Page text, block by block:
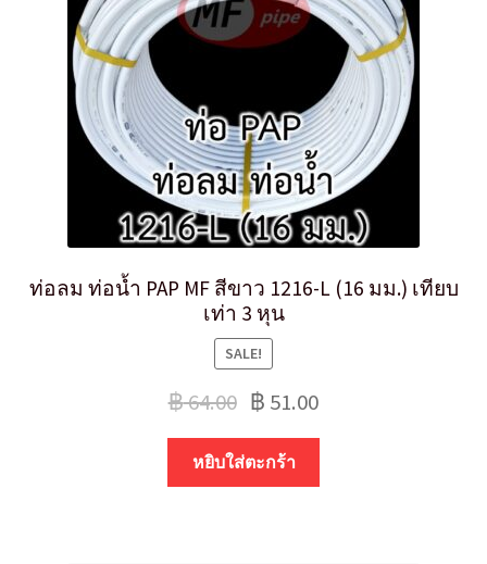
ท่อลม ท่อน้ำ PAP MF สีขาว 1216-L (16 มม.) เทียบ
เท่า 3 หุน
SALE!
฿64.00 ฿ 51.00
หยิบใส่ตะกร้า